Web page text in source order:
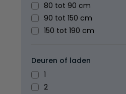
80 tot 90 cm
90 tot 150 cm
150 tot 190 cm
Deuren of laden
1
2